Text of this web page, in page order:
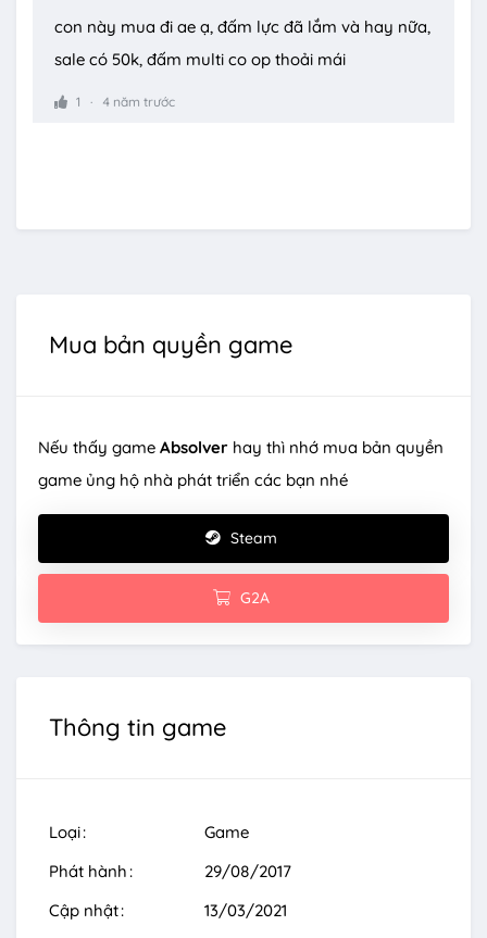
con này mua đi ae ạ, đấm lực đã lắm và hay nữa,
sale có 50k, đấm multi co op thoải mái
1 4 năm trước
Mua bản quyền game
Nếu thấy game Absolver hay thì nhớ mua bản quyền
game ủng hộ nhà phát triển các bạn nhé
Steam
G2A
Thông tin game
Loại
Game
Phát hành
29/08/2017
Cập nhật
13/03/2021